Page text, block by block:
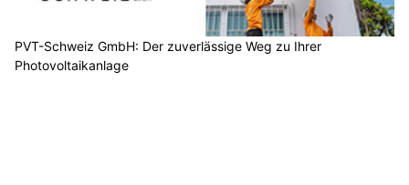
PVT-Schweiz GmbH: Der zuverlässige Weg zu Ihrer
Photovoltaikanlage